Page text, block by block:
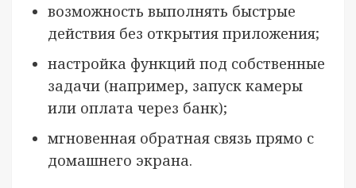
возможность выполнять быстрые
действия без открытия приложения;
настройка функций под собственные
задачи (например, запуск камеры
или оплата через банк);
мгновенная обратная связь прямо с
домашнего экрана.